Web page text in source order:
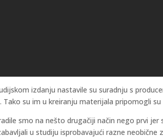
izdanju nastavile su suradnju s
Tako su im u kreiranju materijala pripomogli
smo na nešto drugačiji način nego prvi
u studiju isprobavajući razne